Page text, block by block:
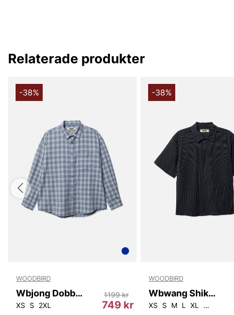
Relaterade produkter
-38%
WOODBIRD
Wbjong Dobby Check Shirt
XS S 2XL 749 kr
1199 kr
-38%
WOODBIRD
Wbwang Shiko Shirt
XS S M L XL 2XL